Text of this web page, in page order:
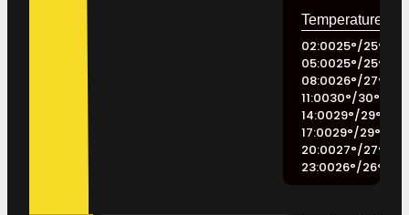
02:0025°/25°
05:0025°/25°
08:0026°/27°
11:0030°/30°
14:0029°/29°
17:0029°/29°
20:0027°/27°
23:0026°/26°